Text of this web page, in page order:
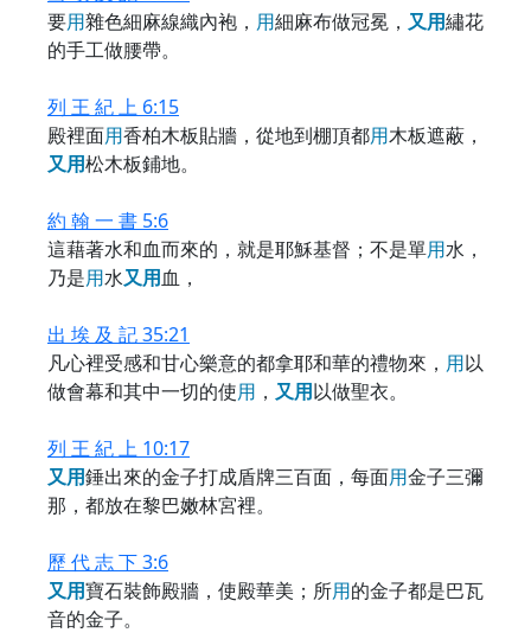
要用雜色細麻線織內袍， 用細麻布做冠冕， 又用繡花
的手工做腰帶。
列 王 紀 上 6:15
殿裡面用香柏木板貼牆，從地到棚頂都用木板遮蔽，
又用松木板鋪地。
約 翰 一 書 5:6
這藉著水和血而來的，就是耶穌基督；不是單用水，
乃是用水又用血，
出 埃 及 記 35:21
凡心裡受感和甘心樂意的都拿耶和華的禮物來， 用以
做會幕和其中一切的使用 ， 又用以做聖衣。
列 王 紀 上 10:17
又用錘出來的金子打成盾牌三百面，每面用金子三彌
那，都放在黎巴嫩林宮裡。
歷 代 志 下 3:6
又用寶石裝飾殿牆，使殿華美；所用的金子都是巴瓦
音的金子。